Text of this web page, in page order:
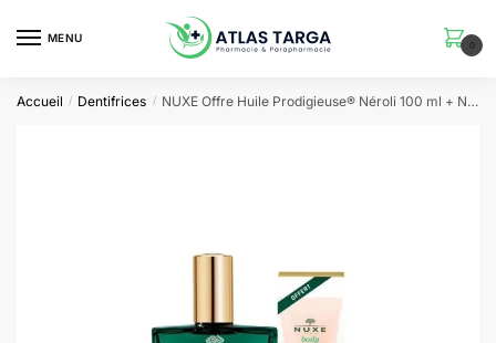
MENU
0
Accueil / Dentifrices / NUXE Offre Huile Prodigieuse® Néroli 100 ml + Nuxe Rêve de Thé Gommage 30 ml OFFERT